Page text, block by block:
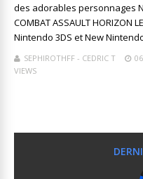
des adorables personnages
COMBAT ASSAULT HORIZON
Nintendo 3DS et New
SEPHIROTHFF - CEDRIC T
VIEWS